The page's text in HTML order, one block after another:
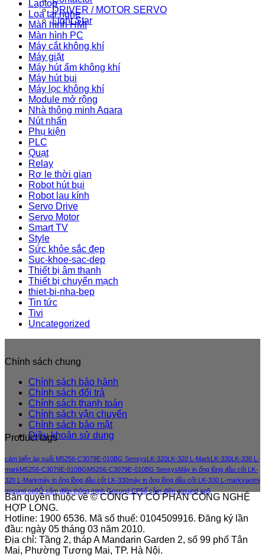
DRIVER / MOTOR SERVO
Light Star
Laptop
Loa tai nghe
Màn hình HMI
Màn hình PC
Máy cắt không khí
Máy giặt
Máy hút ẩm không khí
Máy hút bụi
Máy lọc không khí
Module mở rộng
Nhà thông minh Aqara
Nút nhấn
Phụ kiện
PLC
Quạt
Relay
Rơ le thời gian
Robot hút bụi
Robot lau kính
Servo Drive
Servo Motor
Smart TV
Style
Sức khỏe sắc đẹp
Suc-khoe-sac-dep
Thiết bị âm thanh
Thiết bị chuyển mạch
thiet-bi-nha-bep
Tin tức
Tivi
Uncategorized
Chính sách chung
Chính sách bảo hành
Chính sách đổi trả
Chính sách thanh toán
Chính sách vận chuyển
Chính sách bảo mật
Điều khoản sử dung
Product tags
cảm biến áp suất M5256-C3079E-010BG SensysLK-320LK-320 L-MarkLK-330LK-330 L-
markM5256-C3079E-010BGM5256-C3079E-010BG SensysMáy in ống lồng đầu cốt LK-
320 L-Markmáy in ống lồng đầu cốt LK-330máy in ống lồng đầu cốt LK-330 L-markxiaomi
gosund cp5Ổ cắm điện thông minh Gosund CP5ổ cắm điện gosund cp5
Bản quyền thuộc về © CÔNG TY CỔ PHẦN CÔNG NGHỆ
HỢP LONG.
Hotline: 1900 6536. Mã số thuế: 0104509916. Đăng ký lần
đầu: ngày 05 tháng 03 năm 2010.
Địa chỉ: Tầng 2, tháp A Mandarin Garden 2, số 99 phố Tân
Mai, Phường Tương Mai, TP. Hà Nội.